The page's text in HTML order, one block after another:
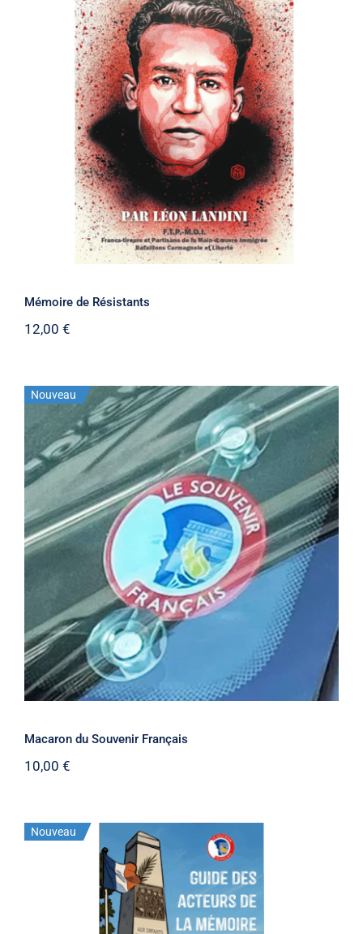
Mémoire de Résistants
Mémoire de Résistants
12,00 €
Nouveau
Macaron du Souvenir Français
Macaron du Souvenir Français
10,00 €
Nouveau